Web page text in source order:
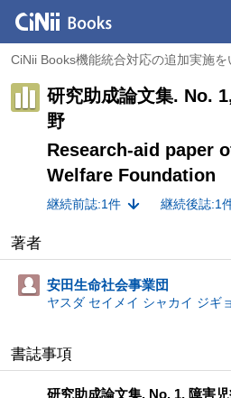
CiNii Books機能統合対応の追加実施を
研究助成論文集. No.
野
Research-aid paper
Welfare Foundation
継続前誌:1件 継続後誌:1
著者
安田生命社会事業団
ヤスダ セイメイ シャカイ ジギ
書誌事項
研究助成論文集. No. 1, 障害